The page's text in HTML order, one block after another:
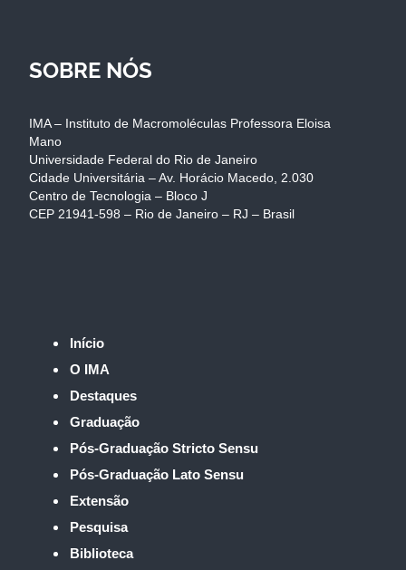
SOBRE NÓS
IMA – Instituto de Macromoléculas Professora Eloisa
Mano
Universidade Federal do Rio de Janeiro
Cidade Universitária – Av. Horácio Macedo, 2.030
Centro de Tecnologia – Bloco J
CEP 21941-598 – Rio de Janeiro – RJ – Brasil
Início
O IMA
Destaques
Graduação
Pós-Graduação Stricto Sensu
Pós-Graduação Lato Sensu
Extensão
Pesquisa
Biblioteca